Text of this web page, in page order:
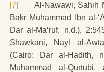
[7]
Al-Nawawi, Sahih
Bakr Muhammad Ibn al-
Dar al-Ma‘ruf, n.d.),
Shawkani, Nayl al-
(Cairo: Dar al-Hadith,
Muhammad al-